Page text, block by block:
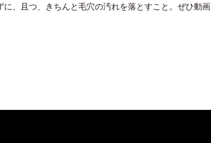
、且つ、きちんと毛穴の汚れを落とすこと。ぜひ動画